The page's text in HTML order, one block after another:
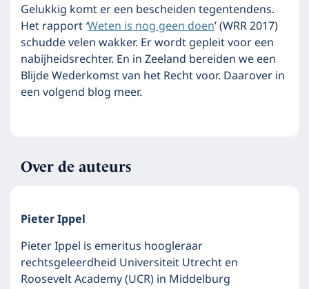
Gelukkig komt er een bescheiden tegentendens.
Het rapport‘Weten is nog geen doen’ (WRR 2017)
schudde velen wakker. Er wordt gepleit voor een
nabijheidsrechter. En in Zeeland bereiden we een
Blijde Wederkomst van het Recht voor. Daarover in
een volgend blog meer.
Over de auteurs
Pieter Ippel
Pieter Ippel is emeritus hoogleraar
rechtsgeleerdheid Universiteit Utrecht en
Roosevelt Academy (UCR) in Middelburg